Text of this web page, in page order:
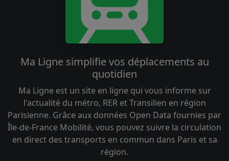
Ma Ligne simplifie vos déplacements au
quotidien
Ma Ligne est un site en ligne qui vous informe sur
l'actualité du métro, RER et Transilien en région
Parisienne. Grâce aux données Open Data fournies par
Île-de-France Mobilité, vous pouvez suivre la circulation
en direct des transports en commun dans Paris et sa
région.